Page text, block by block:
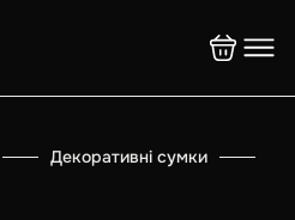
Декоративні сумки